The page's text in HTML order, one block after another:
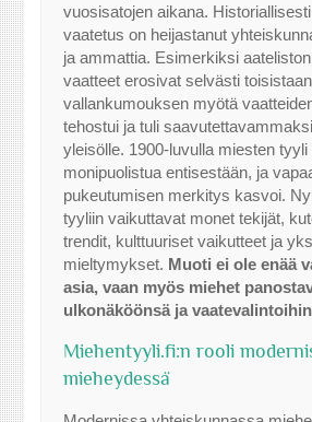
vuosisatojen aikana.
vaatetus on heijastanut
ja ammattia. Esimerkiksi
vaatteet erosivat selvästi
vallankumouksen myötä
tehostui ja tuli
yleisölle. 1900-luvulla miesten tyyli
monipuolistua entisestään, ja
pukeutumisen merkitys kasvoi.
tyyliin vaikuttavat monet tekijät,
trendit, kulttuuriset vaikutteet ja
mieltymykset. Muoti ei ole enää
asia, vaan myös miehet
ulkonäköönsä ja
Miehentyyli.fi:n rooli
mieheydessä